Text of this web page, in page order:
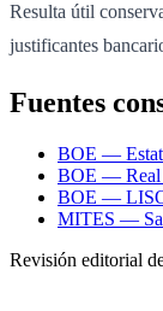
Resulta útil
justificantes
Fuentes
BOE —
BOE — Real
BOE —
MITES —
Revisión editorial